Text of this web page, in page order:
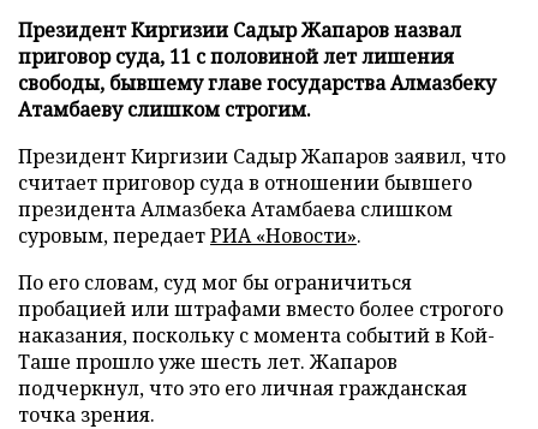
Президент Киргизии Садыр Жапаров назвал
приговор суда, 11 с половиной лет лишения
свободы, бывшему главе государства Алмазбеку
Атамбаеву слишком строгим.
Президент Киргизии Садыр Жапаров заявил, что
считает приговор суда в отношении бывшего
президента Алмазбека Атамбаева слишком
суровым, передаетРИА «Новости».
По его словам, суд мог бы ограничиться
пробацией или штрафами вместо более строгого
наказания, поскольку с момента событий в Кой-
Таше прошло уже шесть лет. Жапаров
подчеркнул, что это его личная гражданская
точка зрения.